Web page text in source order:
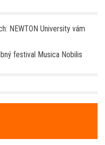
NEWTON University vám
festival Musica Nobilis